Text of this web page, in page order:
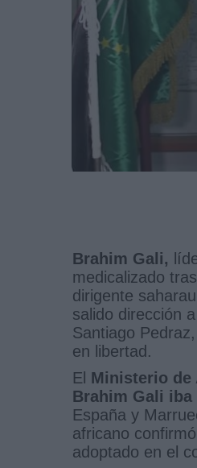
Brahim Gali,
medicalizado
dirigente
salido dirección
Santiago
en libertad.
El Ministerio de
Brahim Gali iba
España y
africano
adoptado en el